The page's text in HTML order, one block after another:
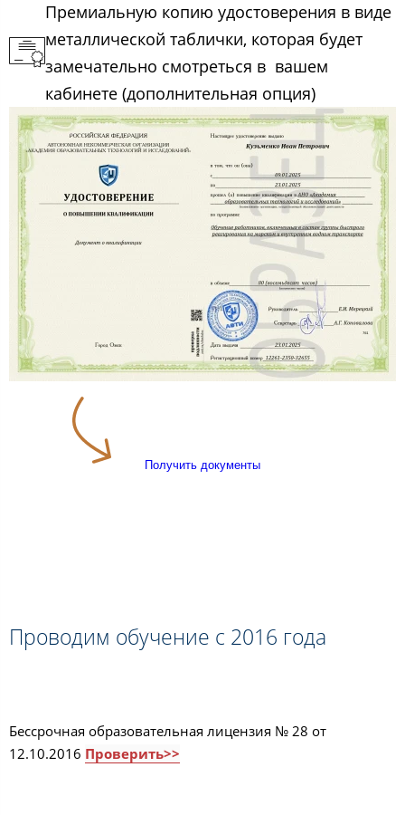
Премиальную копию удостоверения в виде
металлической таблички, которая будет
замечательно смотреться в вашем
кабинете (дополнительная опция)
Получить документы
Проводим обучение с 2016 года
Бессрочная образовательная лицензия № 28 от
12.10.2016 Проверить>>